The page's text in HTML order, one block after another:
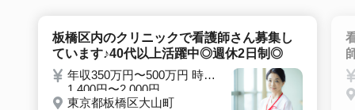
板橋区内のクリニックで看護師さん募集し
ています♪40代以上活躍中◎週休2日制◎
年収350万円〜500万円 時給
1,400円〜2,000円
東京都板橋区大山町